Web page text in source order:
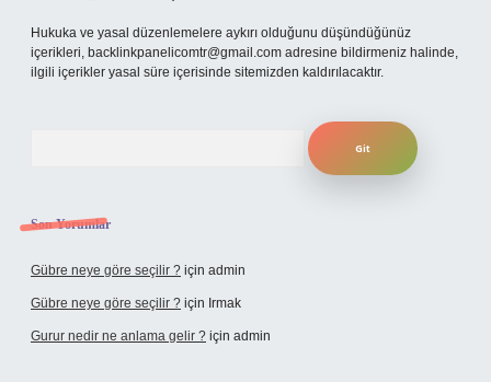
Hukuka ve yasal düzenlemelere aykırı olduğunu düşündüğünüz
içerikleri, backlinkpanelicomtr@gmail.com adresine bildirmeniz halinde,
ilgili içerikler yasal süre içerisinde sitemizden kaldırılacaktır.
Son Yorumlar
Gübre neye göre seçilir ? için admin
Gübre neye göre seçilir ? için Irmak
Gurur nedir ne anlama gelir ? için admin